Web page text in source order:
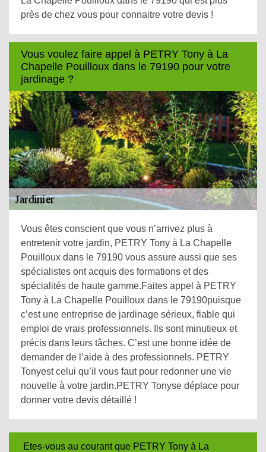
près de chez vous pour connaitre votre devis !
Vous voulez faire appel à PETRY Tony à La
Chapelle Pouilloux dans le 79190 pour votre
jardinage ?
Vous êtes conscient que vous n’arrivez plus à
entretenir votre jardin, PETRY Tony à La Chapelle
Pouilloux dans le 79190 vous assure aussi que ses
spécialistes ont acquis des formations et des
spécialités de haute gamme.Faites appel à PETRY
Tony à La Chapelle Pouilloux dans le 79190puisque
c’est une entreprise de jardinage sérieux, fiable qui
emploi de vrais professionnels. Ils sont minutieux et
précis dans leurs tâches. C’est une bonne idée de
demander de l’aide à des professionnels. PETRY
Tonyest celui qu’il vous faut pour redonner une vie
nouvelle à votre jardin.PETRY Tonyse déplace pour
donner votre devis détaillé !
Etes-vous au courant que PETRY Tony à La